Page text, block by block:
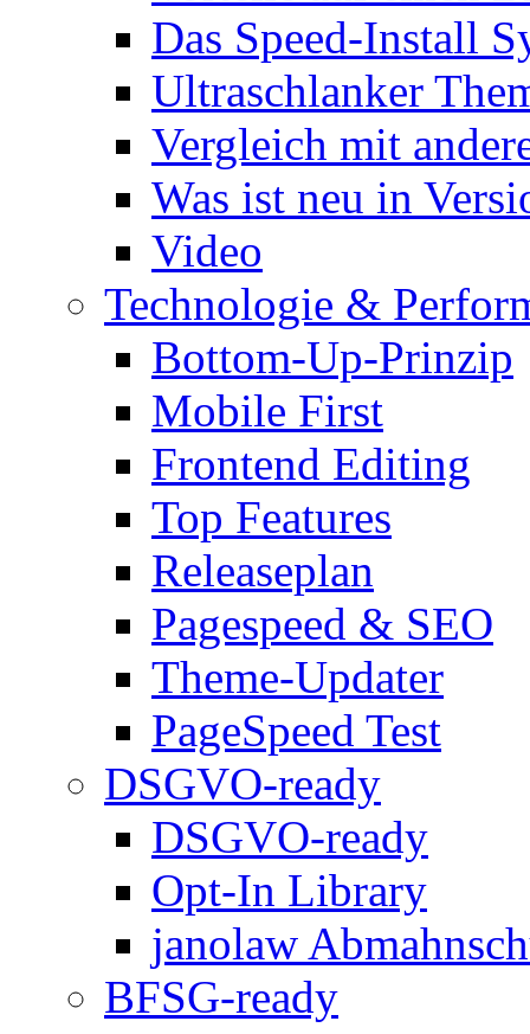
Das Speed-Install
Ultraschlanker
Vergleich mit
Was ist neu in
Video
Technologie &
Bottom-Up-Prinzip
Mobile First
Frontend Editing
Top Features
Releaseplan
Pagespeed & SEO
Theme-Updater
PageSpeed Test
DSGVO-ready
DSGVO-ready
Opt-In Library
janolaw
BFSG-ready